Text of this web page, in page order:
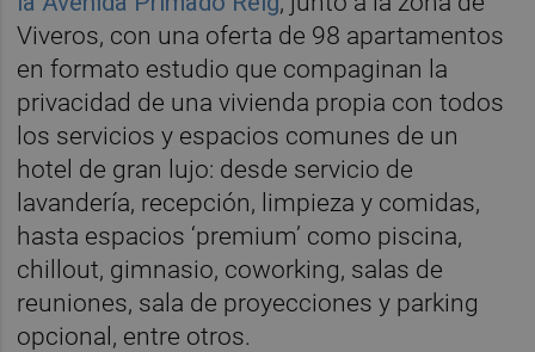
Viveros, con una oferta de 98 apartamentos
en formato estudio que compaginan la
privacidad de una vivienda propia con todos
los servicios y espacios comunes de un
hotel de gran lujo: desde servicio de
lavandería, recepción, limpieza y comidas,
hasta espacios ‘premium’ como piscina,
chillout, gimnasio, coworking, salas de
reuniones, sala de proyecciones y parking
opcional, entre otros.